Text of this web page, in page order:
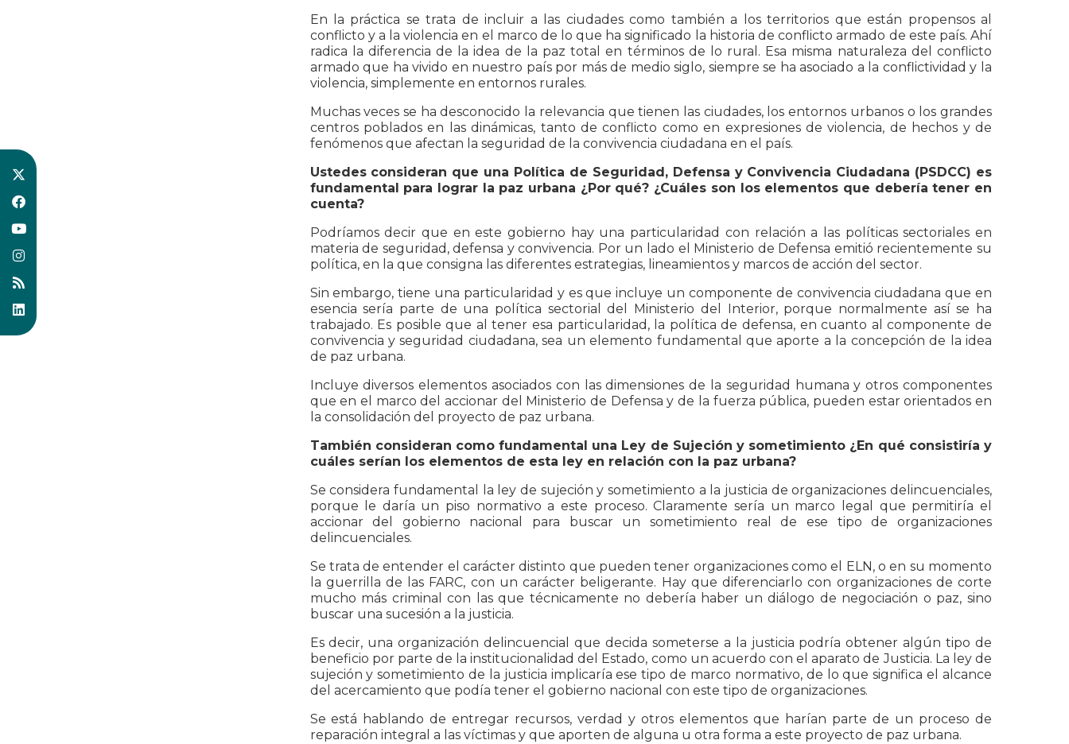
En la práctica se trata de incluir a las ciudades como también a los territorios que están propensos al
conflicto y a la violencia en el marco de lo que ha significado la historia de conflicto armado de este país. Ahí
radica la diferencia de la idea de la paz total en términos de lo rural. Esa misma naturaleza del conflicto
armado que ha vivido en nuestro país por más de medio siglo, siempre se ha asociado a la conflictividad y la
violencia, simplemente en entornos rurales.
Muchas veces se ha desconocido la relevancia que tienen las ciudades, los entornos urbanos o los grandes
centros poblados en las dinámicas, tanto de conflicto como en expresiones de violencia, de hechos y de
fenómenos que afectan la seguridad de la convivencia ciudadana en el país.
Ustedes consideran que una Política de Seguridad, Defensa y Convivencia Ciudadana (PSDCC) es
fundamental para lograr la paz urbana ¿Por qué? ¿Cuáles son los elementos que debería tener en
cuenta?
Podríamos decir que en este gobierno hay una particularidad con relación a las políticas sectoriales en
materia de seguridad, defensa y convivencia. Por un lado el Ministerio de Defensa emitió recientemente su
política, en la que consigna las diferentes estrategias, lineamientos y marcos de acción del sector.
Sin embargo, tiene una particularidad y es que incluye un componente de convivencia ciudadana que en
esencia sería parte de una política sectorial del Ministerio del Interior, porque normalmente así se ha
trabajado. Es posible que al tener esa particularidad, la política de defensa, en cuanto al componente de
convivencia y seguridad ciudadana, sea un elemento fundamental que aporte a la concepción de la idea
de paz urbana.
Incluye diversos elementos asociados con las dimensiones de la seguridad humana y otros componentes
que en el marco del accionar del Ministerio de Defensa y de la fuerza pública, pueden estar orientados en
la consolidación del proyecto de paz urbana.
También consideran como fundamental una Ley de Sujeción y sometimiento ¿En qué consistiría y
cuáles serían los elementos de esta ley en relación con la paz urbana?
Se considera fundamental la ley de sujeción y sometimiento a la justicia de organizaciones delincuenciales,
porque le daría un piso normativo a este proceso. Claramente sería un marco legal que permitiría el
accionar del gobierno nacional para buscar un sometimiento real de ese tipo de organizaciones
delincuenciales.
Se trata de entender el carácter distinto que pueden tener organizaciones como el ELN, o en su momento
la guerrilla de las FARC, con un carácter beligerante. Hay que diferenciarlo con organizaciones de corte
mucho más criminal con las que técnicamente no debería haber un diálogo de negociación o paz, sino
buscar una sucesión a la justicia.
Es decir, una organización delincuencial que decida someterse a la justicia podría obtener algún tipo de
beneficio por parte de la institucionalidad del Estado, como un acuerdo con el aparato de Justicia. La ley de
sujeción y sometimiento de la justicia implicaría ese tipo de marco normativo, de lo que significa el alcance
del acercamiento que podía tener el gobierno nacional con este tipo de organizaciones.
Se está hablando de entregar recursos, verdad y otros elementos que harían parte de un proceso de
reparación integral a las víctimas y que aporten de alguna u otra forma a este proyecto de paz urbana.